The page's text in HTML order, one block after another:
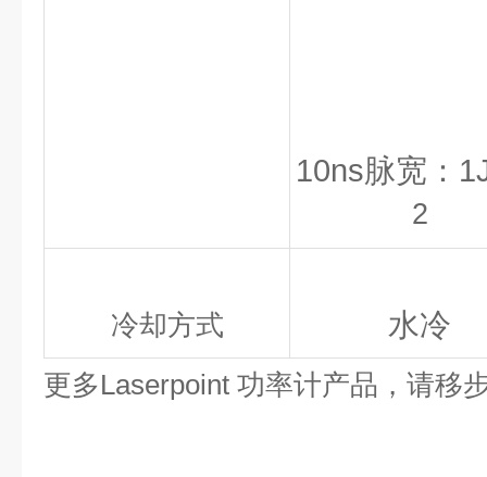
10ns脉宽：
2
冷却方式 水冷
更多Laserpoint 功率计产品，请移